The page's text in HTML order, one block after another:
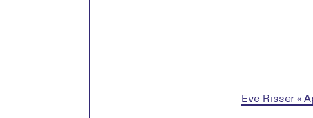
Eve Risser «